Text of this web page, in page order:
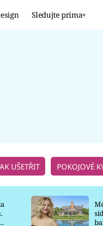
Sledujte prima+
UŠETŘIT POKOJOVÉ